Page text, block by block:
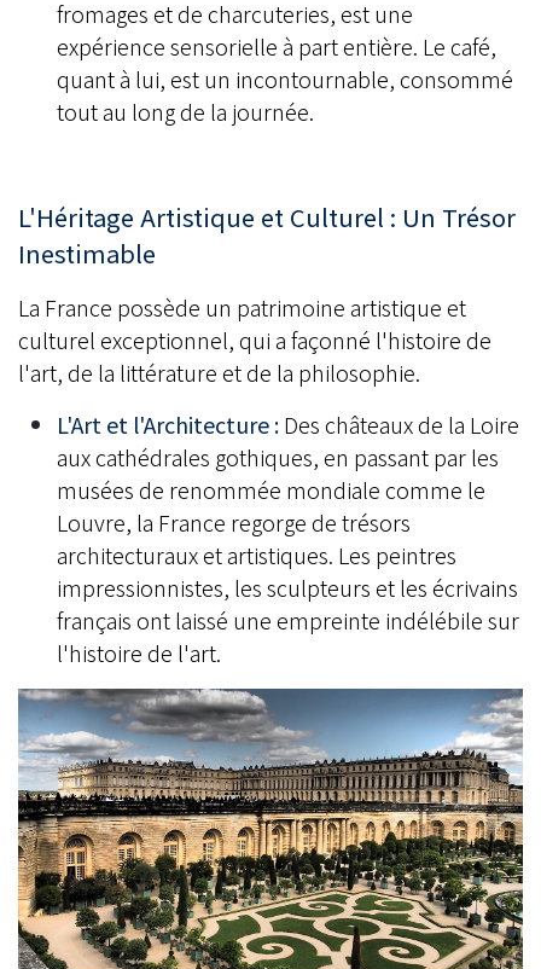
fromages et de charcuteries, est une
expérience sensorielle à part entière. Le café,
quant à lui, est un incontournable, consommé
tout au long de la journée.
L'Héritage Artistique et Culturel : Un Trésor
Inestimable
La France possède un patrimoine artistique et
culturel exceptionnel, qui a façonné l'histoire de
l'art, de la littérature et de la philosophie.
L'Art et l'Architecture :Des châteaux de la Loire
aux cathédrales gothiques, en passant par les
musées de renommée mondiale comme le
Louvre, la France regorge de trésors
architecturaux et artistiques. Les peintres
impressionnistes, les sculpteurs et les écrivains
français ont laissé une empreinte indélébile sur
l'histoire de l'art.